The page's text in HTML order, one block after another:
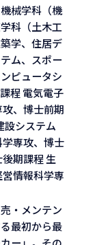
械学科（機
科（土木工
学、住居デ
ム、スポー
ピュータシ
程 電気電子
、博士前期
設システム
専攻、博士
期課程 生
情報科学専
・メンテン
最初から最